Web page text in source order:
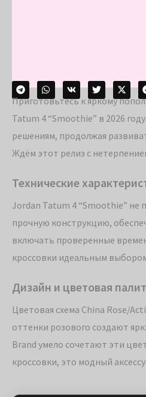
Приготовьтесь к яркому
Tatum 4 “Smoothie” в 2026
решениям, продолжая
Ждём этот релиз с
Технические
Jordan Tatum 4 “Smoothie” не
прочную конструкцию,
включать проверенные
кроссовки идеальным
Дизайн и цветовая
Цветовая схема China Rose/
оттенки розового создают
Brand умело сочетают эти
кроссовки, это модный